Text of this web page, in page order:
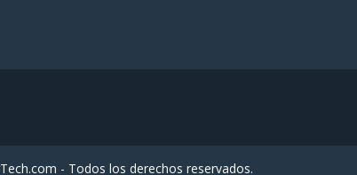
- Todos los derechos reservados.